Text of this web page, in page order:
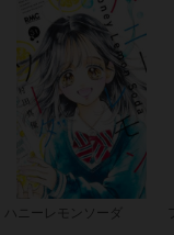
ハニーレモンソーダ